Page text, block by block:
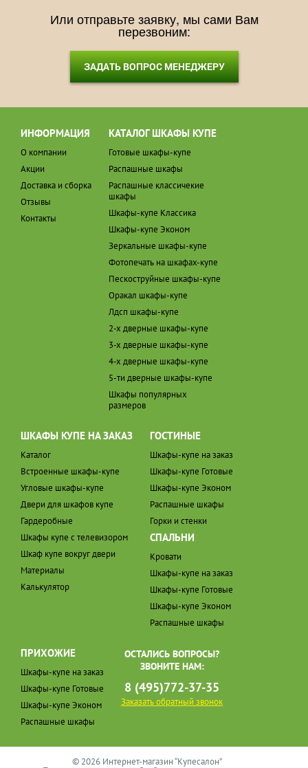
Или отправьте заявку, мы сами Вам
перезвоним:
ЗАДАТЬ ВОПРОС МЕНЕДЖЕРУ
ИНФОРМАЦИЯ
О компании
Акции
Доставка и сборка
Отзывы
Контакты
КАТАЛОГ ШКАФЫ КУПЕ
Готовые шкафы-купе
Распашные шкафы
Распашные классичекие
шкафы
Шкафы-купе Классика
Шкафы-купе Эконом
Зеркальные шкафы-купе
Фотопечать на шкафах-купе
Пескоструйные шкафы-купе
Оракал шкафы-купе
Лдсп шкафы-купе
2-х дверные шкафы-купе
3-х дверные шкафы-купе
4-х дверные шкафы-купе
5-ти дверные шкафы-купе
Шкафы популярных
размеров
ШКАФЫ КУПЕ НА ЗАКАЗ
Каталог
Встроенные шкафы-купе
Угловые шкафы-купе
Двери для шкафов купе
Гардеробные
Шкафы купе с телевизором
Шкаф купе вокруг двери
Материалы
Калькулятор
ГОСТИНЫЕ
Шкафы-купе на заказ
Шкафы-купе Готовые
Шкафы-купе Эконом
Распашные шкафы
Горки и стенки
СПАЛЬНИ
Кровати
Шкафы-купе на заказ
Шкафы-купе Готовые
Шкафы-купе Эконом
Распашные шкафы
ПРИХОЖИЕ
Шкафы-купе на заказ
Шкафы-купе Готовые
Шкафы-купе Эконом
Распашные шкафы
ОСТАЛИСЬ ВОПРОСЫ?
ЗВОНИТЕ НАМ:
8 (495)772-37-35
Заказать обратный звонок
© 2026 Интернет-магазин “Купесалон”